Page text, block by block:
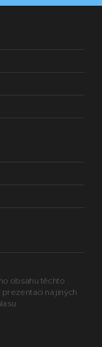
obsahu těchto
na jiných